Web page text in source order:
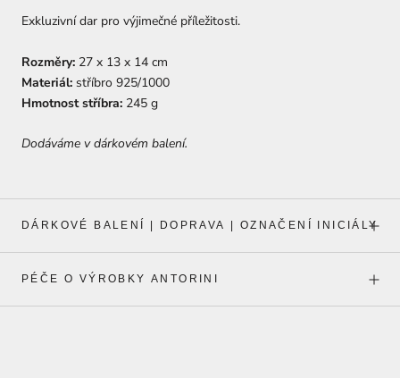
Exkluzivní dar pro výjimečné příležitosti.
Rozměry: 27 x 13 x 14 cm
Materiál: stříbro 925/1000
Hmotnost stříbra: 245 g
Dodáváme v dárkovém balení.
DÁRKOVÉ BALENÍ | DOPRAVA | OZNAČENÍ INICIÁLY
PÉČE O VÝROBKY ANTORINI